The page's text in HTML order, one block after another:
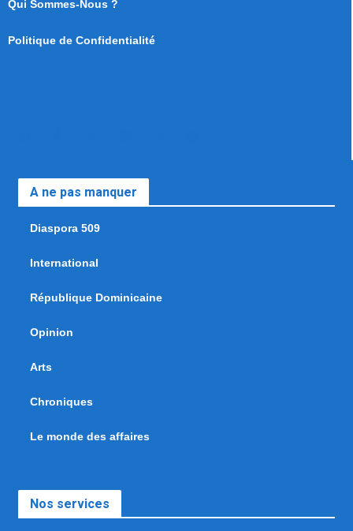
Qui Sommes-Nous ?
Politique de Confidentialité
A ne pas manquer
Diaspora 509
International
République Dominicaine
Opinion
Arts
Chroniques
Le monde des affaires
Nos services